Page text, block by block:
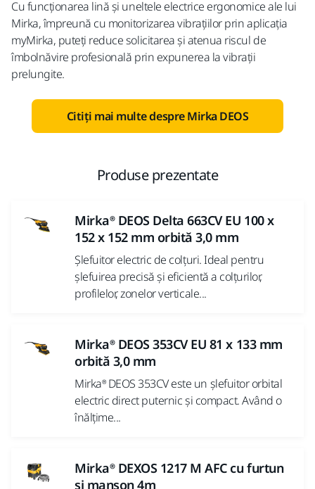
Cu funcționarea lină și uneltele electrice ergonomice ale lui
Mirka, împreună cu monitorizarea vibrațiilor prin aplicația
myMirka, puteți reduce solicitarea și atenua riscul de
îmbolnăvire profesională prin expunerea la vibrații
prelungite.
Citiți mai multe despre Mirka DEOS
Produse prezentate
Mirka® DEOS Delta 663CV EU 100 x
152 x 152 mm orbită 3,0 mm
Șlefuitor electric de colțuri. Ideal pentru
șlefuirea precisă și eficientă a colțurilor,
profilelor, zonelor verticale...
Mirka® DEOS 353CV EU 81 x 133 mm
orbită 3,0 mm
Mirka® DEOS 353CV este un șlefuitor orbital
electric direct puternic și compact. Având o
înălțime...
Mirka® DEXOS 1217 M AFC cu furtun
și manșon 4m